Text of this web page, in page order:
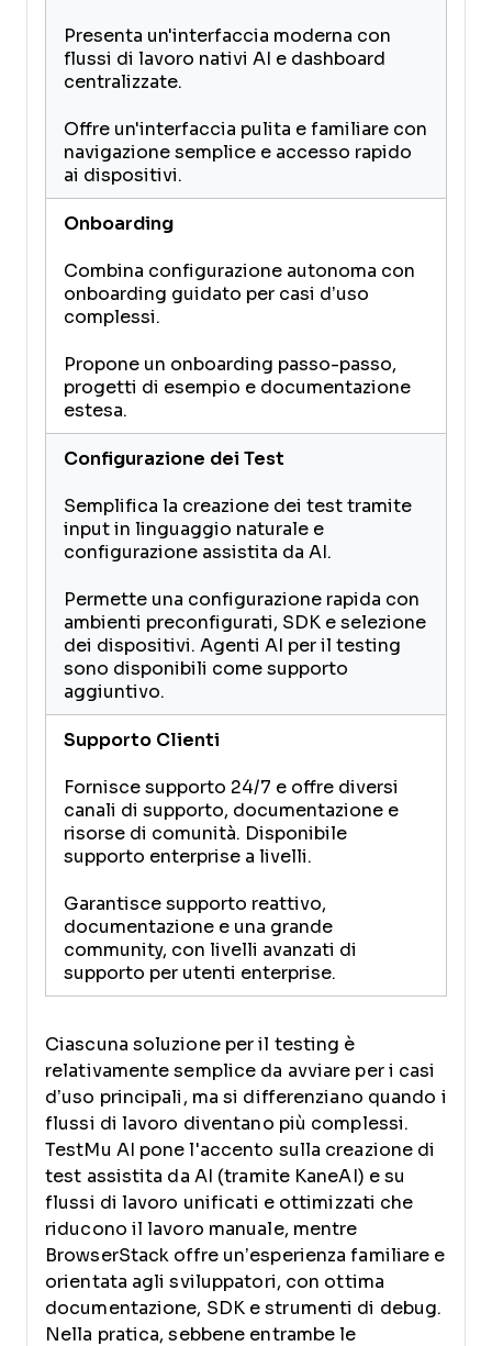
Presenta un'interfaccia moderna con
flussi di lavoro nativi AI e dashboard
centralizzate.
Offre un'interfaccia pulita e familiare con
navigazione semplice e accesso rapido
ai dispositivi.
Onboarding
Combina configurazione autonoma con
onboarding guidato per casi d’uso
complessi.
Propone un onboarding passo-passo,
progetti di esempio e documentazione
estesa.
Configurazione dei Test
Semplifica la creazione dei test tramite
input in linguaggio naturale e
configurazione assistita da AI.
Permette una configurazione rapida con
ambienti preconfigurati, SDK e selezione
dei dispositivi. Agenti AI per il testing
sono disponibili come supporto
aggiuntivo.
Supporto Clienti
Fornisce supporto 24/7 e offre diversi
canali di supporto, documentazione e
risorse di comunità. Disponibile
supporto enterprise a livelli.
Garantisce supporto reattivo,
documentazione e una grande
community, con livelli avanzati di
supporto per utenti enterprise.
Ciascuna soluzione per il testing è
relativamente semplice da avviare per i casi
d’uso principali, ma si differenziano quando i
flussi di lavoro diventano più complessi.
TestMu AI pone l'accento sulla creazione di
test assistita da AI (tramite KaneAI) e su
flussi di lavoro unificati e ottimizzati che
riducono il lavoro manuale, mentre
BrowserStack offre un’esperienza familiare e
orientata agli sviluppatori, con ottima
documentazione, SDK e strumenti di debug.
Nella pratica, sebbene entrambe le